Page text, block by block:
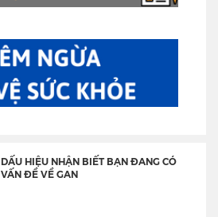
DẤU HIỆU NHẬN BIẾT BẠN ĐANG CÓ
VẤN ĐỀ VỀ GAN